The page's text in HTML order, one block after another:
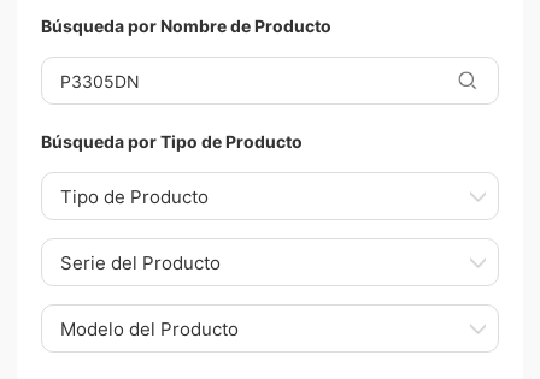
Búsqueda por Nombre de Producto
Búsqueda por Tipo de Producto
Tipo de Producto
Serie del Producto
Modelo del Producto